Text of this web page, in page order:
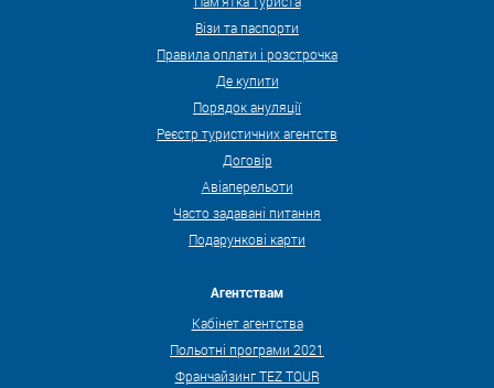
Візи та паспорти
Правила оплати і розстрочка
Де купити
Порядок ануляції
Реєстр туристичних агентств
Договір
Авіаперельоти
Часто задавані питання
Подарункові карти
Агентствам
Кабінет агентства
Польотні програми 2021
Франчайзинг TEZ TOUR